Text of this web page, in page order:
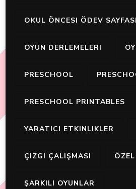
OKUL ÖNCESI ÖDEV SAYFASI
OYUN DERLEMELERI
PRESCHOOL
PRESCHOOL PRINTABLES
YARATICI ETKINLIKLER
ÇIZGI ÇALIŞMASI ÖZEL
ŞARKILI OYUNLAR